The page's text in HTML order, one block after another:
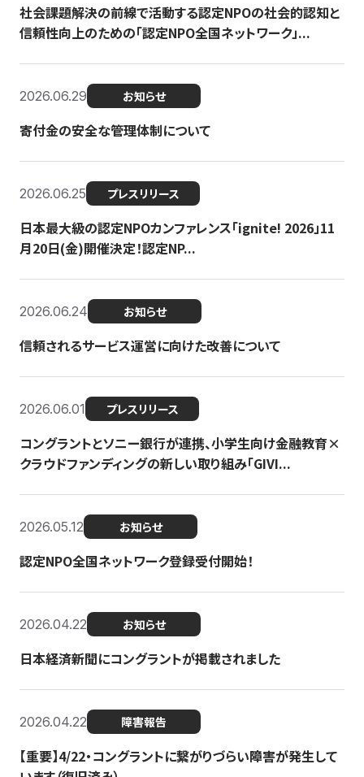
社会課題解決の前線で活動する認定NPOの社会的認知と
信頼性向上のための「認定NPO全国ネットワーク」...
2026.06.29 お知らせ
寄付金の安全な管理体制について
2026.06.25 プレスリリース
日本最大級の認定NPOカンファレンス「ignite! 2026」11
月20日(金)開催決定！認定NP...
2026.06.24 お知らせ
信頼されるサービス運営に向けた改善について
2026.06.01 プレスリリース
コングラントとソニー銀行が連携、小学生向け金融教育×
クラウドファンディングの新しい取り組み「GIVI...
2026.05.12 お知らせ
認定NPO全国ネットワーク登録受付開始！
2026.04.22 お知らせ
日本経済新聞にコングラントが掲載されました
2026.04.22 障害報告
【重要】4/22・コングラントに繋がりづらい障害が発生して